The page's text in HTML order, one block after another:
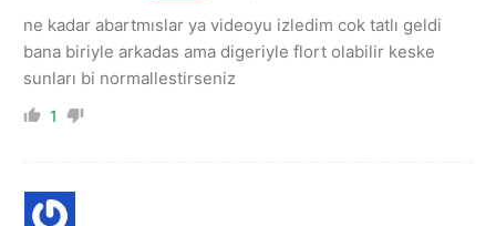
ne kadar abartmıslar ya videoyu izledim cok tatlı geldi
bana biriyle arkadas ama digeriyle flort olabilir keske
sunları bi normallestirseniz
1